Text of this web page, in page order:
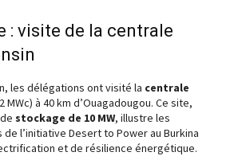
: visite de la centrale
les délégations ont visité la centrale
MWc) à 40 km d’Ouagadougou. Ce site,
stockage de 10 MW, illustre les
l’initiative Desert to Power au Burkina
et de résilience énergétique.